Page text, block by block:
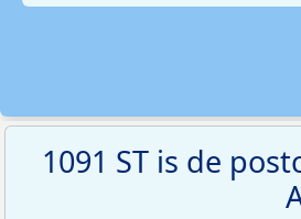
1091 ST is de